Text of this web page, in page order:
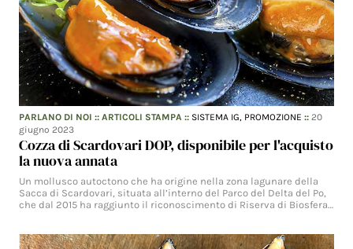
PARLANO DI NOI ::ARTICOLI STAMPA :: SISTEMA IG, PROMOZIONE ::20
giugno 2023
Cozza di Scardovari DOP, disponibile per l'acquisto
la nuova annata
Un mollusco autoctono che ha origine nella zona lagunare della
Sacca di Scardovari, situata all’interno del Parco del Delta del Po,
che dal 2015 ha raggiunto il riconoscimento di Riserva di Biosfera…